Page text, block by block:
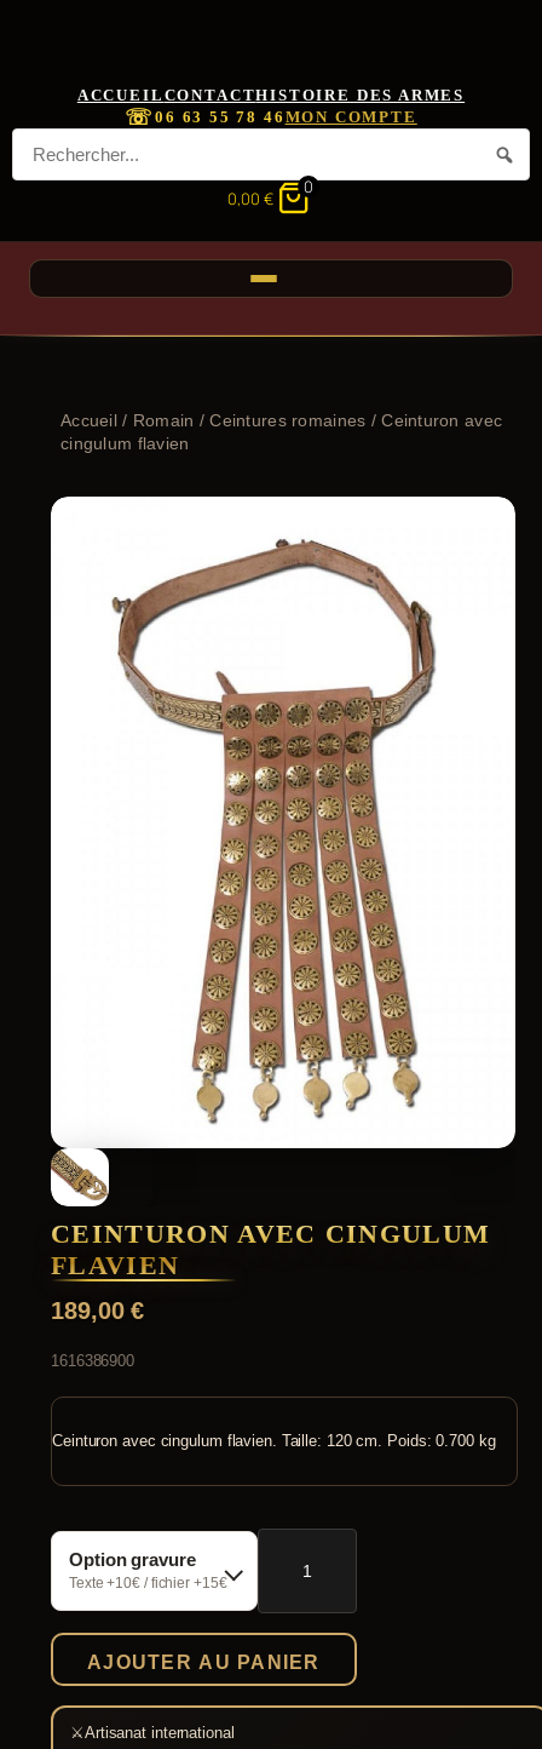
ACCUEIL CONTACTHISTOIRE DES ARMES
☏06 63 55 78 46 MON COMPTE
0,00 €
0
Accueil/ Romain /Ceintures romaines / Ceinturon avec
cingulum flavien
CEINTURON AVEC CINGULUM
FLAVIEN
189,00€
1616386900
Ceinturon avec cingulum flavien. Taille: 120 cm. Poids: 0.700 kg
Option gravure
Texte +10€ / fichier +15€
quantité
Ceinturon
avec
AJOUTER AU PANIER
⚔Artisanat international